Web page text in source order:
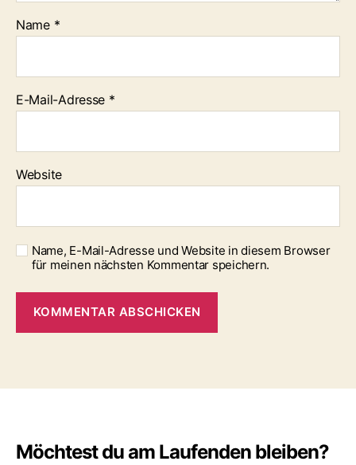
Name *
E-Mail-Adresse *
Website
Name, E-Mail-Adresse und Website in diesem Browser
für meinen nächsten Kommentar speichern.
Möchtest du am Laufenden bleiben?